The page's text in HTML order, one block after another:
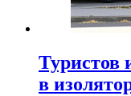
Туристов
в